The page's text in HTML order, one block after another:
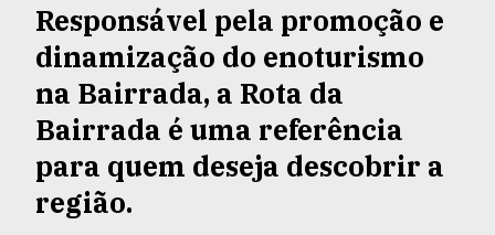
Responsável pela promoção e
dinamização do enoturismo
na Bairrada, a Rota da
Bairrada é uma referência
para quem deseja descobrir a
região.